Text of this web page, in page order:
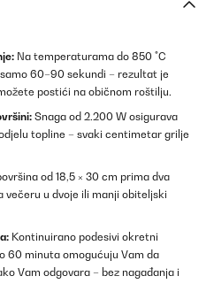
Na temperaturama do 850 °C
60–90 sekundi – rezultat je
postići na običnom roštilju.
Snaga od 2.200 W osigurava
topline – svaki centimetar grilje
od 18,5 × 30 cm prima dva
večeru u dvoje ili manji obiteljski
Kontinuirano podesivi okretni
60 minuta omogućuju Vam da
Vam odgovara – bez nagađanja i